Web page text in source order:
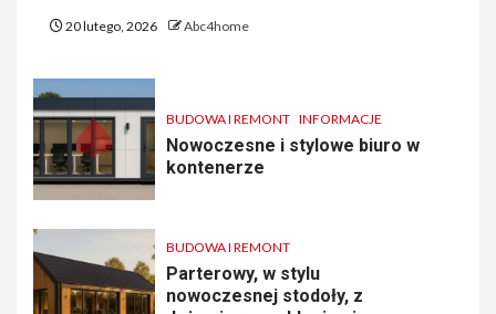
20 lutego, 2026 Abc4home
BUDOWA I REMONT INFORMACJE
Nowoczesne i stylowe biuro w
kontenerze
BUDOWA I REMONT
Parterowy, w stylu
nowoczesnej stodoły, z